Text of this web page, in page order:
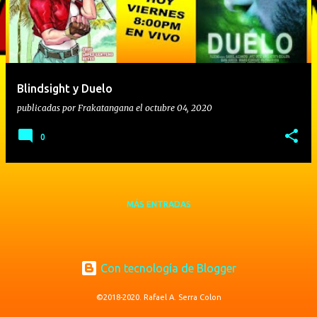
r
a
d
Blindsight y Duelo
publicadas por Frakatangana el octubre 04, 2020
0
MÁS ENTRADAS
Con tecnología de Blogger
©2018-2020. Rafael A. Serra Colon